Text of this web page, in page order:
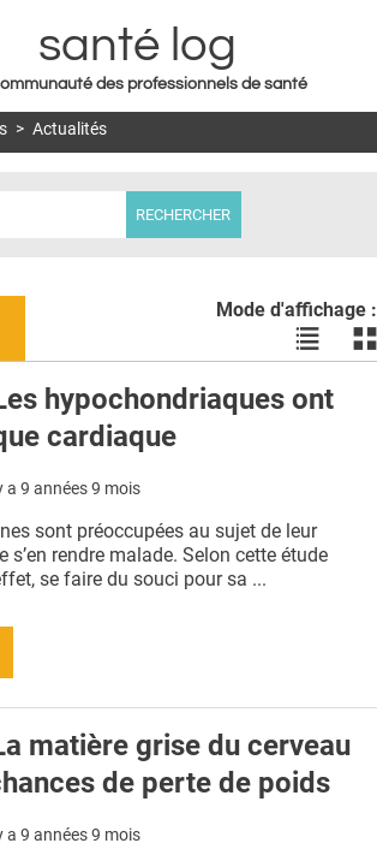
Jump to navigation
santé log
des professionnels de santé
> Actualités
Mode d'affichage :
Voir
les
en
les
hypochondriaques ont
cardiaque
a 9 années 9 mois
sont préoccupées au sujet de leur
s’en rendre malade. Selon cette étude
se faire du souci pour sa ...
matière grise du cerveau
de perte de poids
a 9 années 9 mois